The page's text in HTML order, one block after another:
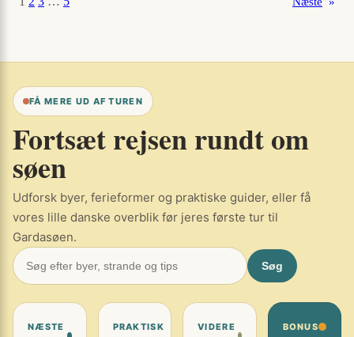
Lago
FÅ MERE UD AF TUREN
Fortsæt rejsen rundt om
søen
Udforsk byer, ferieformer og praktiske guider, eller få
vores lille danske overblik før jeres første tur til
Gardasøen.
Søg
NÆSTE
PRAKTISK
VIDERE
BONUS